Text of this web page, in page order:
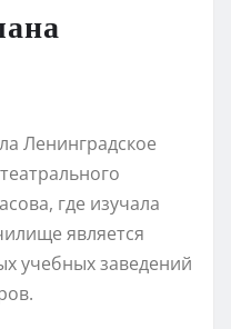
Ленинградское
где изучала
является
учебных заведений